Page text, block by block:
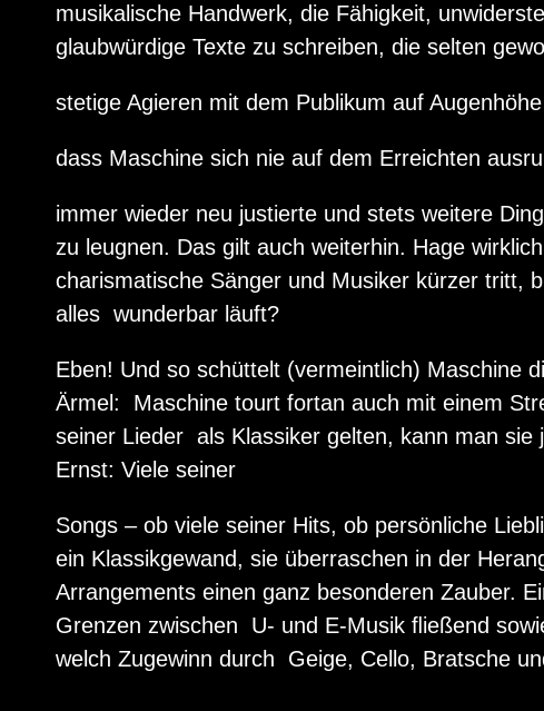
musikalische Handwerk, die Fähigkeit,
glaubwürdige Texte zu schreiben, die selten
stetige Agieren mit dem Publikum auf
dass Maschine sich nie auf dem Erreichten
immer wieder neu justierte und stets weitere
zu leugnen. Das gilt auch weiterhin. Hage
charismatische Sänger und Musiker kürzer tritt,
alles wunderbar läuft?
Eben! Und so schüttelt (vermeintlich) Maschine
Ärmel: Maschine tourt fortan auch mit einem
seiner Lieder als Klassiker gelten, kann man sie
Ernst: Viele seiner
Songs – ob viele seiner Hits, ob persönliche
ein Klassikgewand, sie überraschen in der
Arrangements einen ganz besonderen Zauber.
Grenzen zwischen U- und E-Musik ﬂießend
welch Zugewinn durch Geige, Cello, Bratsche